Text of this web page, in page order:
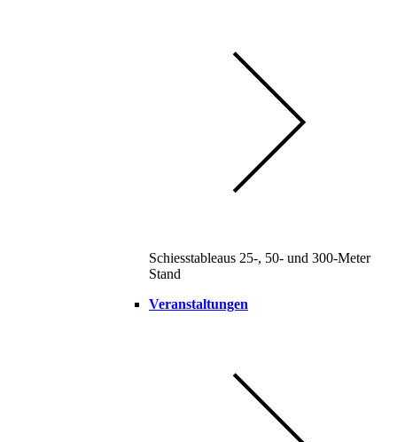
Schiesstableaus 25-, 50- und 300-Meter
Stand
Veranstaltungen